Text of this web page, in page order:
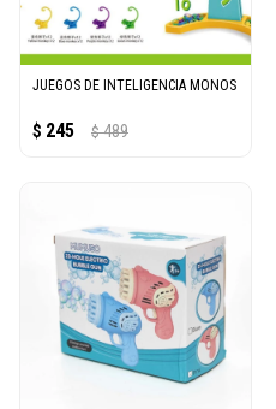
JUEGOS DE INTELIGENCIA MONOS
$ 245 $ 489